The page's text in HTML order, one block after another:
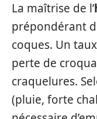
La maîtrise de l’
prépondérant
coques. Un
perte de
craquelures.
(pluie, forte